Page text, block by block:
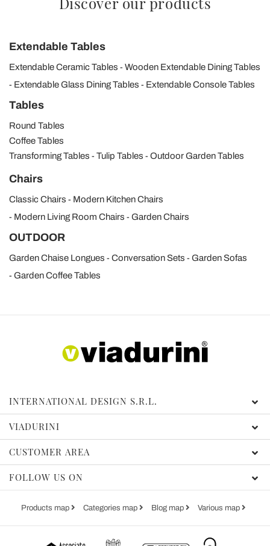
Extendable Tables
Extendable Ceramic Tables
Wooden Extendable Dining Tables
Extendable Glass Dining Tables
Extendable Console Tables
Tables
Round Tables
Coffee Tables
Transforming Tables
Tulip Tables Outdoor Garden Tables
Chairs
Classic Chairs
Modern Kitchen Chairs
Modern Living Room Chairs
Garden Chairs
OUTDOOR
Garden Chaise Longues Conversation Sets
Garden Sofas
Garden Coffee Tables
INTERNATIONAL DESIGN S.R.L.
VIADURINI
CUSTOMER AREA
FOLLOW US ON
Products map Categories map Blog map Various map